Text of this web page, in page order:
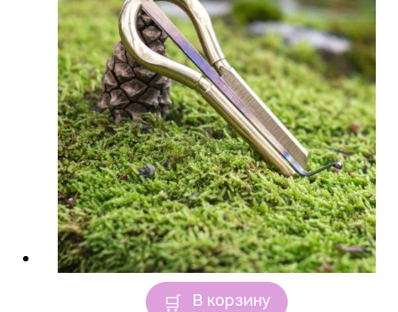
В корзину